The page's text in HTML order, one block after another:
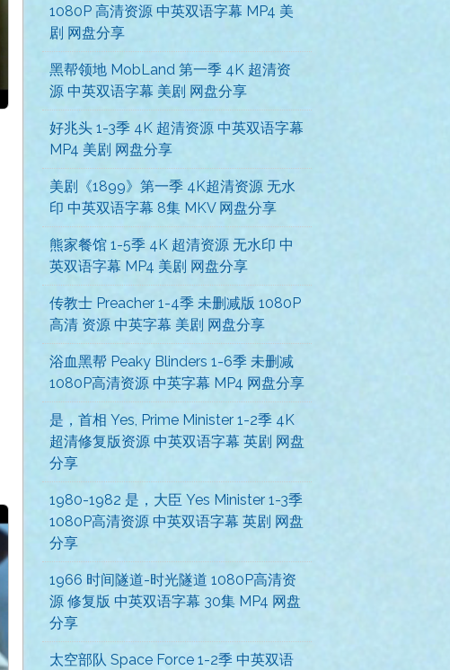
1080P 高清资源 中英双语字幕 MP4 美
剧 网盘分享
黑帮领地 MobLand 第一季 4K 超清资
源 中英双语字幕 美剧 网盘分享
好兆头 1-3季 4K 超清资源 中英双语字幕
MP4 美剧 网盘分享
美剧《1899》第一季 4K超清资源 无水
印 中英双语字幕 8集 MKV 网盘分享
熊家餐馆 1-5季 4K 超清资源 无水印 中
英双语字幕 MP4 美剧 网盘分享
传教士 Preacher 1-4季 未删减版 1080P
高清 资源 中英字幕 美剧 网盘分享
浴血黑帮 Peaky Blinders 1-6季 未删减
1080P高清资源 中英字幕 MP4 网盘分享
是，首相 Yes, Prime Minister 1-2季 4K
超清修复版资源 中英双语字幕 英剧 网盘
分享
1980-1982 是，大臣 Yes Minister 1-3季
1080P高清资源 中英双语字幕 英剧 网盘
分享
1966 时间隧道-时光隧道 1080P高清资
源 修复版 中英双语字幕 30集 MP4 网盘
分享
太空部队 Space Force 1-2季 中英双语